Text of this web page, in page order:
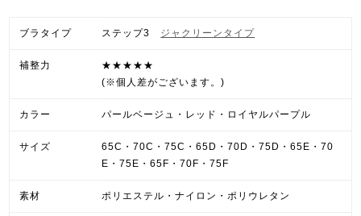
ブラタイプ ステップ3 ジャクリーンタイプ
補整力
★★★★★
(※個人差がございます。)
カラー パールベージュ・レッド・ロイヤルパープル
サイズ
65C・70C・75C・65D・70D・75D・65E・70
E・75E・65F・70F・75F
素材 ポリエステル・ナイロン・ポリウレタン